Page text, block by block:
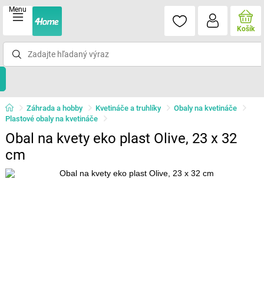
Menu
Košík
Záhrada a hobby Kvetináče a truhlíky
Obaly na kvetináče
Plastové obaly na kvetináče
Obal na kvety eko plast Olive, 23 x 32
cm